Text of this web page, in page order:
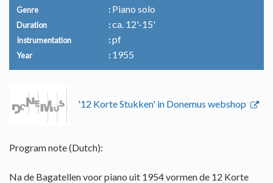
Genre Piano solo
Duration ca. 12'-15'
Instrumentation pf
Year 1955
'12 Korte Stukken' in Donemus webshop
Program note (Dutch):
Na de Bagatellen voor piano uit 1954 vormen de 12 Korte